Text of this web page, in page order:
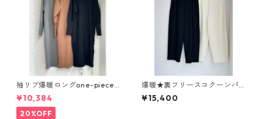
袖リブ爆暖ロングone-piece 5
52- 85700 クロッシェ cloc
he
¥10,384
20%OFF
爆暖★裏フリースコクーンパ
ンツ dignitecollier 8025634
2
¥15,400